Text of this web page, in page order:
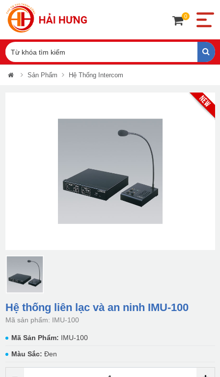
0
Sản Phẩm Hệ Thống Intercom
Hệ thống liên lạc và an ninh IMU-100
Mã sản phẩm: IMU-100
Mã Sản Phẩm: IMU-100
Màu Sắc: Đen